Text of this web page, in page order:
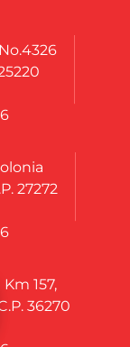
27272
157,
36270